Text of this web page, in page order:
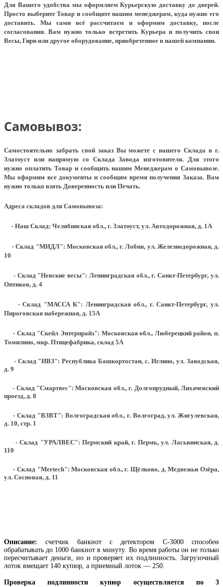
Для Вашего удобства мы оформляем Курьерскую доставку до дверей.
Просто выберите Товар и сообщите нашим менеджерам, куда нужно его
доставить. Мы сами всё рассчитаем и оформим доставку, после
согласования. Вам нужно только встретить Курьера и получить свои
Весы, Гири или другое оборудование, приобретенное в нашей компании.
Самовывоз:
Самостоятельно забрать свой заказ Вы можете с нашего Склада в г.
Златоуст или напрямую со Склада Завода изготовителя. Для этого
нужно оплатить Товар и сообщить нашим Менеджерам о Самовывозе.
Мы оформим все документы и сообщим время получения Заказа. Вам
нужно только взять Доверенность или Печать.
Адреса складов для Самовывоза:
- Наш Склад: Челябинская обл., г. Златоуст, ул. Автодорожная, д. 1А
- Склад "МИДЛ": Московская обл., г. Лобня, ул. Железнодорожная, д.
10
- Склад "Невские весы": Ленинградская обл., г. Санкт-Петербург, ул.
Оптиков, д. 4
- Склад "МАССА К": Ленинградская обл., г. Санкт-Петербург, ул.
Пироговская набережная, д. 15А
- Склад "Скейл Энтерпрайз": Московская обл., Люберецкий район, п.
Томилино, мкр. Птицефабрика, склад 5А
- Склад "ИВЗ": Республика Башкортостан, с. Иглино, ул. Заводская,
д. 9
- Склад "Смартвес":Московская обл., г. Долгопрудный, Лихачевский
проезд, д. 8
- Склад "ВЗВТ": Волгоградская обл., г. Волгоград, ул. Жигулевская,
д. 10, стр. 1
- Склад "УРАЛВЕС": Пермский край, г. Пермь, ул. Ласьвинская, д.
110
- Склад "Mertech": Московская обл., г. Щёлково, д. Медвежьи Озёра,
ул. Сосновая, д. 11
Описание: счетчик банкнот с детектором С-3000 способен
обрабатывать до 1000 банкнот в минуту. Во время работы он не только
пересчитывает деньги, но и проверяет их подлинность. Загрузочный
лоток вмещает 140 купюр, а приемный лоток — 250.
Проверка подлинности купюр осуществляется по 3